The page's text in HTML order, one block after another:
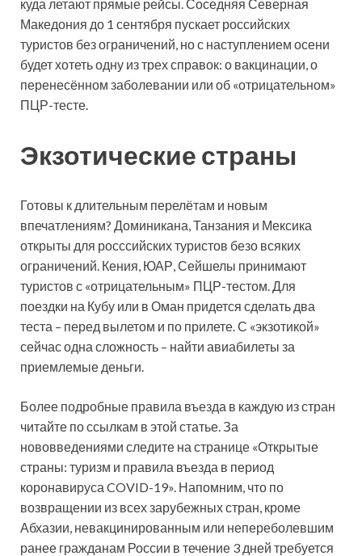
куда летают прямые рейсы. Соседняя Северная
Македония до 1 сентября пускает российских
туристов без ограничений, но с наступлением осени
будет хотеть одну из трех справок: о вакцинации, о
перенесённом заболевании или об «отрицательном»
ПЦР-тесте.
Экзотические страны
Готовы к длительным перелётам и новым
впечатлениям? Доминикана, Танзания и Мексика
открыты для росссийских туристов безо всяких
ограничений. Кения, ЮАР, Сейшелы принимают
туристов с «отрицательным» ПЦР-тестом. Для
поездки на Кубу или в Оман придется сделать два
теста – перед вылетом и по прилете. С «экзотикой»
сейчас одна сложность – найти авиабилеты за
приемлемые деньги.
Более подробные правила въезда в каждую из стран
читайте по ссылкам в этой статье. За
нововведениями следите на странице «Открытые
страны: туризм и правила въезда в период
коронавируса COVID-19». Напомним, что по
возвращении из всех зарубежных стран, кроме
Абхазии, невакцинированным или непереболевшим
ранее гражданам России в течение 3 дней требуется